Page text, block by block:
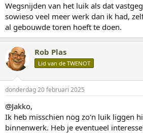
e
n
:
Wegsnijden van het luik als dat
sowieso veel meer werk dan ik had,
al gebouwde toren hoeft te doen.
Rob Plas
Lid van de TWENOT
donderdag 20 februari 2025
@Jakko,
Ik heb misschien nog zo'n luik liggen
binnenwerk. Heb je eventueel